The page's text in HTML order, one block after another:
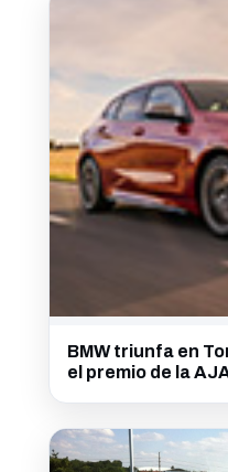
BMW triunfa en
el premio de la